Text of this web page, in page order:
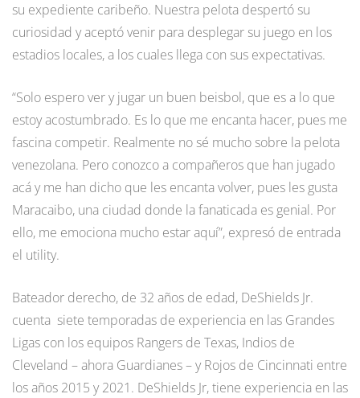
su expediente caribeño. Nuestra pelota despertó su
curiosidad y aceptó venir para desplegar su juego en los
estadios locales, a los cuales llega con sus expectativas.
“Solo espero ver y jugar un buen beisbol, que es a lo que
estoy acostumbrado. Es lo que me encanta hacer, pues me
fascina competir. Realmente no sé mucho sobre la pelota
venezolana. Pero conozco a compañeros que han jugado
acá y me han dicho que les encanta volver, pues les gusta
Maracaibo, una ciudad donde la fanaticada es genial. Por
ello, me emociona mucho estar aquí”, expresó de entrada
el utility.
Bateador derecho, de 32 años de edad, DeShields Jr.
cuenta siete temporadas de experiencia en las Grandes
Ligas con los equipos Rangers de Texas, Indios de
Cleveland – ahora Guardianes – y Rojos de Cincinnati entre
los años 2015 y 2021. DeShields Jr, tiene experiencia en las